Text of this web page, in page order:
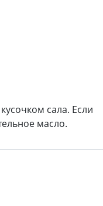
сала. Если
масло.